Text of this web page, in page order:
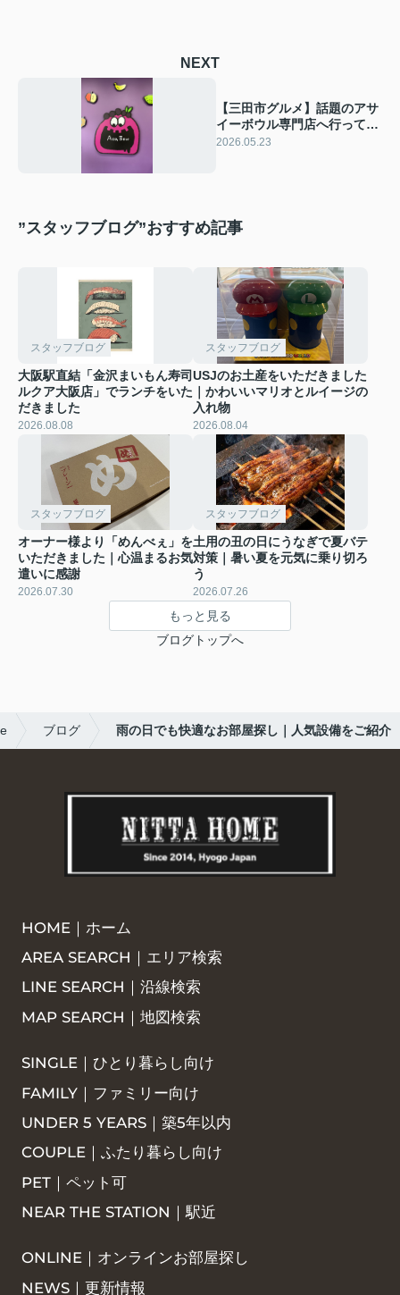
NEXT
【三田市グルメ】話題のアサ
イーボウル専門店へ行ってき
ました｜物件案内の合間にリ
2026.05.23
”スタッフブログ”おすすめ記事
スタッフブログ
大阪駅直結「金沢まいもん寿司
ルクア大阪店」でランチをいた
だきました
2026.08.08
スタッフブログ
USJのお土産をいただきました
｜かわいいマリオとルイージの
入れ物
2026.08.04
スタッフブログ
オーナー様より「めんべぇ」を
いただきました｜心温まるお気
遣いに感謝
2026.07.30
スタッフブログ
土用の丑の日にうなぎで夏バテ
対策｜暑い夏を元気に乗り切ろ
う
2026.07.26
もっと見る
ブログトップへ
ブログ 雨の日でも快適なお部屋探し｜人気設備をご紹介
HOME｜ホーム
AREA SEARCH｜エリア検索
LINE SEARCH｜沿線検索
MAP SEARCH｜地図検索
SINGLE｜ひとり暮らし向け
FAMILY｜ファミリー向け
UNDER 5 YEARS｜築5年以内
COUPLE｜ふたり暮らし向け
PET｜ペット可
NEAR THE STATION｜駅近
ONLINE｜オンラインお部屋探し
NEWS｜更新情報